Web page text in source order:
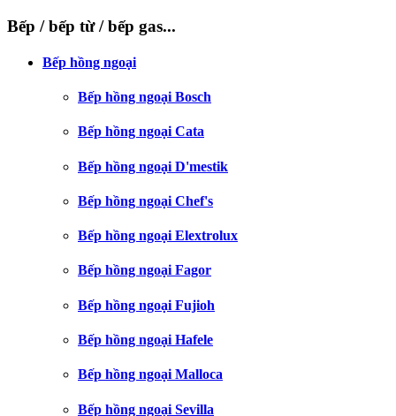
Bếp / bếp từ / bếp gas...
Bếp hồng ngoại
Bếp hồng ngoại Bosch
Bếp hồng ngoại Cata
Bếp hồng ngoại D'mestik
Bếp hồng ngoại Chef's
Bếp hồng ngoại Elextrolux
Bếp hồng ngoại Fagor
Bếp hồng ngoại Fujioh
Bếp hồng ngoại Hafele
Bếp hồng ngoại Malloca
Bếp hồng ngoại Sevilla